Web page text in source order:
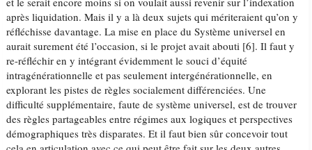
après liquidation. Mais il y a là deux sujets qui mériteraient qu’on y
réfléchisse davantage. La mise en place du Système universel en
aurait surement été l’occasion, si le projet avait abouti [6]. Il faut y
re-réfléchir en y intégrant évidemment le souci d’équité
intragénérationnelle et pas seulement intergénérationnelle, en
explorant les pistes de règles socialement différenciées. Une
difficulté supplémentaire, faute de système universel, est de trouver
des règles partageables entre régimes aux logiques et perspectives
démographiques très disparates. Et il faut bien sûr concevoir tout